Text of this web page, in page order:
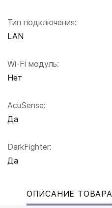
Тип подключения:
LAN
Wi-Fi модуль:
Нет
AcuSense:
Да
DarkFighter:
Да
ОПИСАНИЕ ТОВАРА